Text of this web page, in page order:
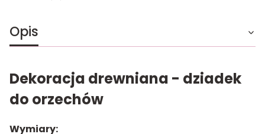
Opis
Dekoracja drewniana - dziadek
do orzechów
Wymiary: